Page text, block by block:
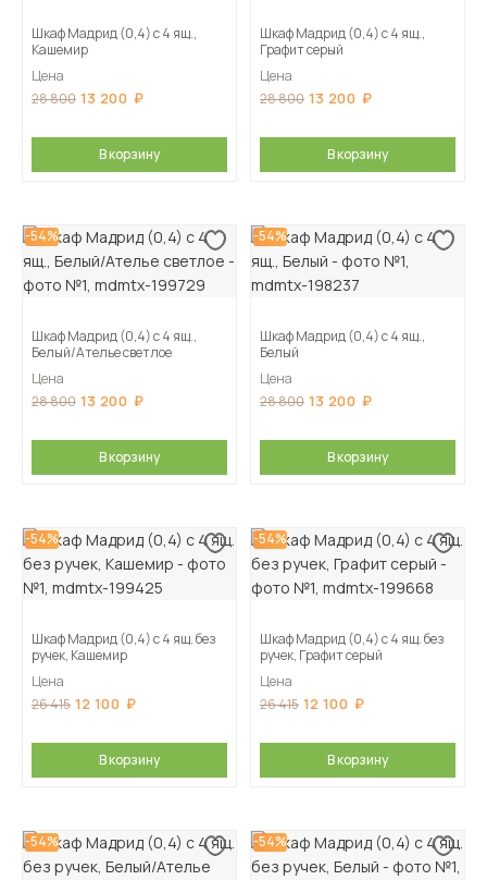
Шкаф Мадрид (0,4) с 4 ящ.,
Кашемир
Цена
28 800 13 200
В корзину
Шкаф Мадрид (0,4) с 4 ящ.,
Графит серый
Цена
28 800 13 200
В корзину
-54%
Шкаф Мадрид (0,4) с 4 ящ.,
Белый/Ателье светлое
Цена
28 800 13 200
В корзину
-54%
Шкаф Мадрид (0,4) с 4 ящ.,
Белый
Цена
28 800 13 200
В корзину
-54%
Шкаф Мадрид (0,4) с 4 ящ. без
ручек, Кашемир
Цена
26 415 12 100
В корзину
-54%
Шкаф Мадрид (0,4) с 4 ящ. без
ручек, Графит серый
Цена
26 415 12 100
В корзину
-54% -54%